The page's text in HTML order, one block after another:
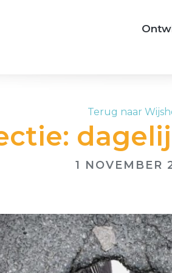
Terug naar
1 NOVEMBER